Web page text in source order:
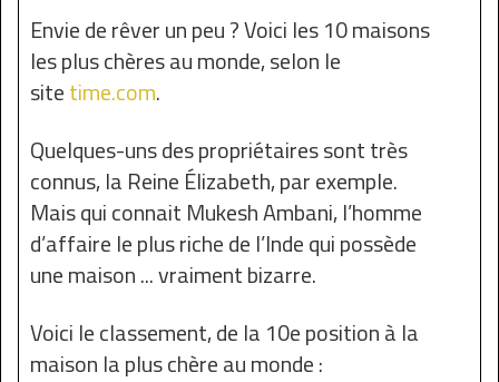
Envie de rêver un peu ? Voici les 10 maisons
les plus chères au monde, selon le
sitetime.com.
Quelques-uns des propriétaires sont très
connus, la Reine Élizabeth, par exemple.
Mais qui connait Mukesh Ambani, l’homme
d’affaire le plus riche de l’Inde qui possède
une maison ... vraiment bizarre.
Voici le classement, de la 10e position à la
maison la plus chère au monde :